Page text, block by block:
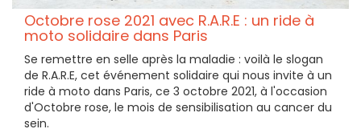
Octobre rose 2021 avec R.A.R.E : un ride à
moto solidaire dans Paris
Se remettre en selle après la maladie : voilà le slogan
de R.A.R.E, cet événement solidaire qui nous invite à un
ride à moto dans Paris, ce 3 octobre 2021, à l'occasion
d'Octobre rose, le mois de sensibilisation au cancer du
sein.